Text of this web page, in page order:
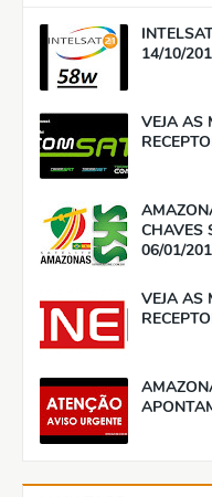
14/10/
VEJA AS
CHAVES
06/01/
VEJA AS